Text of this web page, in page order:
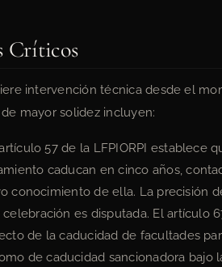
Críticos
intervención técnica desde el
mayor solidez incluyen:
57 de la LFPIORPI establece
caducan en cinco años,
conocimiento de ella. La precisión
es disputada. El artículo
de la caducidad de facultades
de caducidad sancionadora bajo